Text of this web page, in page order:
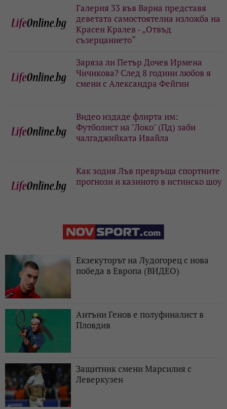
Галерия 33 във Варна представя
деветата самостоятелна изложба на
Красен Кралев - „Отвъд
съзерцанието“
Заряза ли Петър Дочев Ирмена
Чичикова? След 8 години любов я
смени с Александра Фейгин
Видео издаде флирта им:
Футболист на "Локо" (Пд) заби
чалгаджийката Ивайла
Как зодия Лъв превръща спортните
прогнози и казиното в истинско шоу
Екзекуторът на Лудогорец с нова
победа в Европа (ВИДЕО)
Антъни Генов е полуфиналист в
Пловдив
Защитник смени Марсилия с
Леверкузен